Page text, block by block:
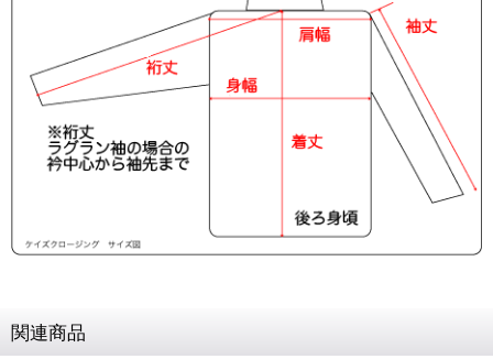
関連商品